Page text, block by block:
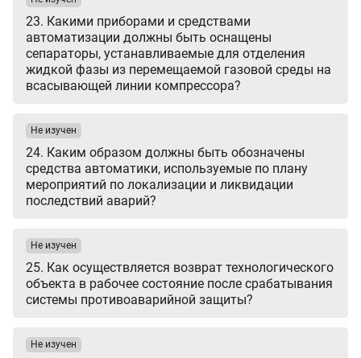
23. Какими приборами и средствами
автоматизации должны быть оснащены
сепараторы, устанавливаемые для отделения
жидкой фазы из перемещаемой газовой среды на
всасывающей линии компрессора?
24. Каким образом должны быть обозначены
средства автоматики, используемые по плану
мероприятий по локализации и ликвидации
последствий аварий?
Не изучен
25. Как осуществляется возврат технологического
объекта в рабочее состояние после срабатывания
системы противоаварийной защиты?
Не изучен
Не изучен